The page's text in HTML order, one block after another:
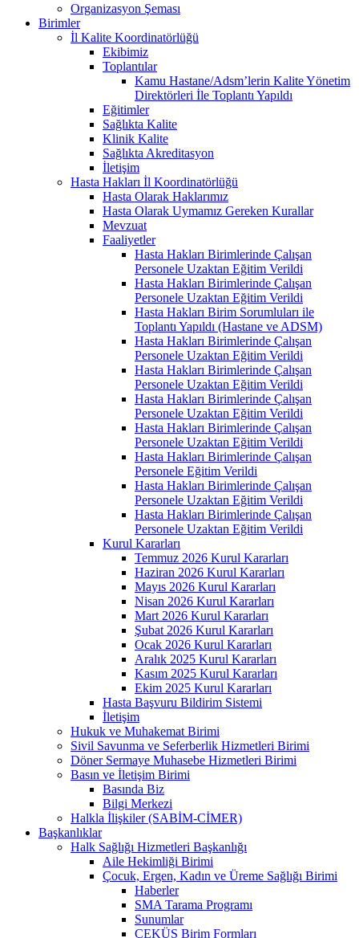
Organizasyon Şeması
Birimler
İl Kalite Koordinatörlüğü
Ekibimiz
Toplantılar
Kamu Hastane/Adsm’lerin Kalite Yönetim
Direktörleri İle Toplantı Yapıldı
Eğitimler
Sağlıkta Kalite
Klinik Kalite
Sağlıkta Akreditasyon
İletişim
Hasta Hakları İl Koordinatörlüğü
Hasta Olarak Haklarımız
Hasta Olarak Uymamız Gereken Kurallar
Mevzuat
Faaliyetler
Hasta Hakları Birimlerinde Çalışan
Personele Uzaktan Eğitim Verildi
Hasta Hakları Birimlerinde Çalışan
Personele Uzaktan Eğitim Verildi
Hasta Hakları Birim Sorumluları ile
Toplantı Yapıldı (Hastane ve ADSM)
Hasta Hakları Birimlerinde Çalışan
Personele Uzaktan Eğitim Verildi
Hasta Hakları Birimlerinde Çalışan
Personele Uzaktan Eğitim Verildi
Hasta Hakları Birimlerinde Çalışan
Personele Uzaktan Eğitim Verildi
Hasta Hakları Birimlerinde Çalışan
Personele Uzaktan Eğitim Verildi
Hasta Hakları Birimlerinde Çalışan
Personele Eğitim Verildi
Hasta Hakları Birimlerinde Çalışan
Personele Uzaktan Eğitim Verildi
Hasta Hakları Birimlerinde Çalışan
Personele Uzaktan Eğitim Verildi
Kurul Kararları
Temmuz 2026 Kurul Kararları
Haziran 2026 Kurul Kararları
Mayıs 2026 Kurul Kararları
Nisan 2026 Kurul Kararları
Mart 2026 Kurul Kararları
Şubat 2026 Kurul Kararları
Ocak 2026 Kurul Kararları
Aralık 2025 Kurul Kararları
Kasım 2025 Kurul Kararları
Ekim 2025 Kurul Kararları
Hasta Başvuru Bildirim Sistemi
İletişim
Hukuk ve Muhakemat Birimi
Sivil Savunma ve Seferberlik Hizmetleri Birimi
Döner Sermaye Muhasebe Hizmetleri Birimi
Basın ve İletişim Birimi
Basında Biz
Bilgi Merkezi
Halkla İlişkiler (SABİM-CİMER)
Başkanlıklar
Halk Sağlığı Hizmetleri Başkanlığı
Aile Hekimliği Birimi
Çocuk, Ergen, Kadın ve Üreme Sağlığı Birimi
Haberler
SMA Tarama Programı
Sunumlar
ÇEKÜS Birim Formları